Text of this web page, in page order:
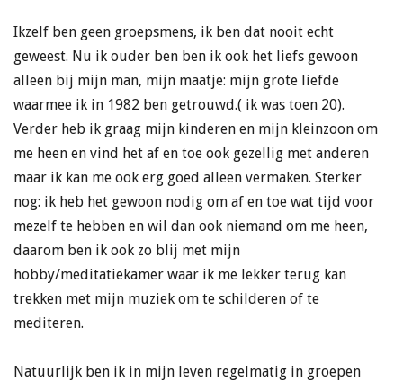
Ikzelf ben geen groepsmens, ik ben dat nooit echt
geweest. Nu ik ouder ben ben ik ook het liefs gewoon
alleen bij mijn man, mijn maatje: mijn grote liefde
waarmee ik in 1982 ben getrouwd.( ik was toen 20).
Verder heb ik graag mijn kinderen en mijn kleinzoon om
me heen en vind het af en toe ook gezellig met anderen
maar ik kan me ook erg goed alleen vermaken. Sterker
nog: ik heb het gewoon nodig om af en toe wat tijd voor
mezelf te hebben en wil dan ook niemand om me heen,
daarom ben ik ook zo blij met mijn
hobby/meditatiekamer waar ik me lekker terug kan
trekken met mijn muziek om te schilderen of te
mediteren.
Natuurlijk ben ik in mijn leven regelmatig in groepen